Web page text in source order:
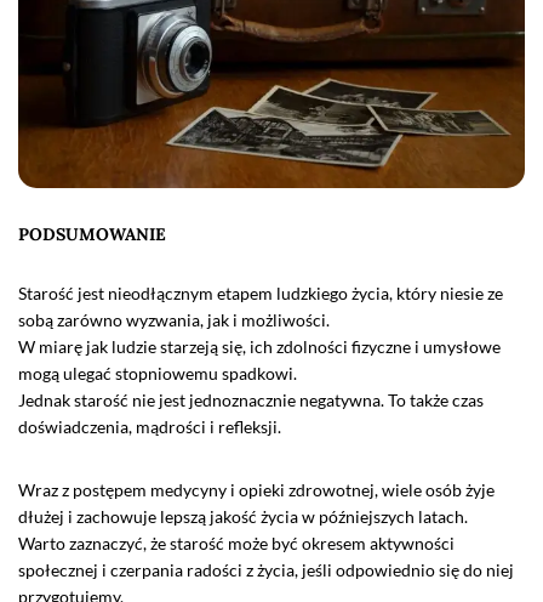
PODSUMOWANIE
Starość jest nieodłącznym etapem ludzkiego życia, który niesie ze
sobą zarówno wyzwania, jak i możliwości.
W miarę jak ludzie starzeją się, ich zdolności fizyczne i umysłowe
mogą ulegać stopniowemu spadkowi.
Jednak starość nie jest jednoznacznie negatywna. To także czas
doświadczenia, mądrości i refleksji.
Wraz z postępem medycyny i opieki zdrowotnej, wiele osób żyje
dłużej i zachowuje lepszą jakość życia w późniejszych latach.
Warto zaznaczyć, że starość może być okresem aktywności
społecznej i czerpania radości z życia, jeśli odpowiednio się do niej
przygotujemy.